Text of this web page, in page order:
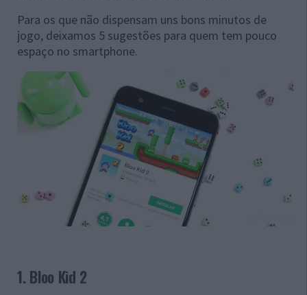
Para os que não dispensam uns bons minutos de
jogo, deixamos 5 sugestões para quem tem pouco
espaço no smartphone.
1. Bloo Kid 2